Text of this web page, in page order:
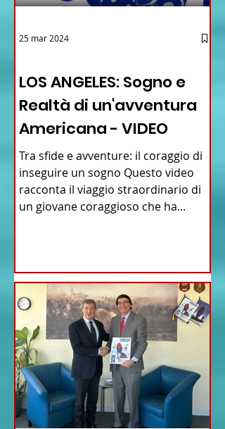
LOS ANGELES: Sogno e
Realtà di un'avventura
Americana - VIDEO
Tra sfide e avventure: il coraggio di
inseguire un sogno Questo video
racconta il viaggio straordinario di
un giovane coraggioso che ha...
25 mar 2024